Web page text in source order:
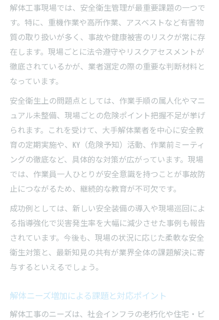
解体工事現場では、安全衛生管理が最重要課題の一つで
す。特に、重機作業や高所作業、アスベストなど有害物
質の取り扱いが多く、事故や健康被害のリスクが常に存
在します。現場ごとに法令遵守やリスクアセスメントが
徹底されているかが、業者選定の際の重要な判断材料と
なっています。
安全衛生上の問題点としては、作業手順の属人化やマニ
ュアル未整備、現場ごとの危険ポイント把握不足が挙げ
られます。これを受けて、大手解体業者を中心に安全教
育の定期実施や、KY（危険予知）活動、作業前ミーティ
ングの徹底など、具体的な対策が広がっています。現場
では、作業員一人ひとりが安全意識を持つことが事故防
止につながるため、継続的な教育が不可欠です。
成功例としては、新しい安全装備の導入や現場巡回によ
る指導強化で災害発生率を大幅に減少させた事例も報告
されています。今後も、現場の状況に応じた柔軟な安全
衛生対策と、最新知見の共有が業界全体の課題解決に寄
与するといえるでしょう。
解体ニーズ増加による課題と対応ポイント
解体工事のニーズは、社会インフラの老朽化や住宅・ビ